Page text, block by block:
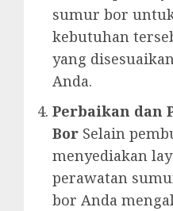
sumur bor
kebutuhan
yang
Anda.
Perbaikan dan
Bor Selain
menyediakan
perawatan
bor Anda